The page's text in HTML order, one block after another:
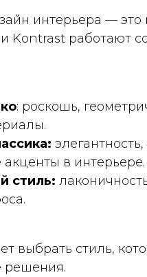
интерьера —
Kontrast работают
: роскошь,
в интерьере.
стиль:
выбрать стиль,
решения.